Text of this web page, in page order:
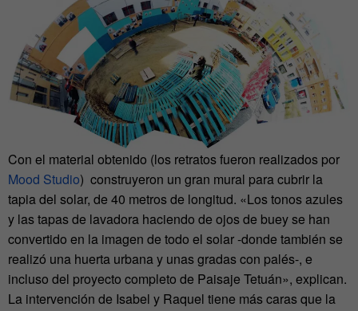
Con el material obtenido (los retratos fueron realizados por
Mood Studio) construyeron un gran mural para cubrir la
tapia del solar, de 40 metros de longitud. «Los tonos azules
y las tapas de lavadora haciendo de ojos de buey se han
convertido en la imagen de todo el solar -donde también se
realizó una huerta urbana y unas gradas con palés-, e
incluso del proyecto completo de Paisaje Tetuán», explican.
La intervención de Isabel y Raquel tiene más caras que la